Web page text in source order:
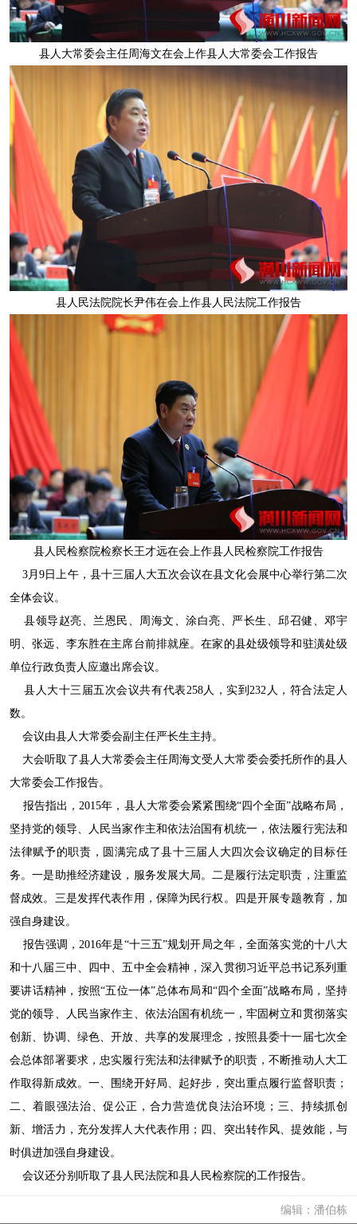
县人大常委会主任周海文在会上作县人大常委会工作报告
县人民法院院长尹伟在会上作县人民法院工作报告
县人民检察院检察长王才远在会上作县人民检察院工作报告
3月9日上午，县十三届人大五次会议在县文化会展中心举行第二次
全体会议。
县领导赵亮、兰恩民、周海文、涂白亮、严长生、邱召健、邓宇
明、张远、李东胜在主席台前排就座。在家的县处级领导和驻潢处级
单位行政负责人应邀出席会议。
县人大十三届五次会议共有代表258人，实到232人，符合法定人
数。
会议由县人大常委会副主任严长生主持。
大会听取了县人大常委会主任周海文受人大常委会委托所作的县人
大常委会工作报告。
报告指出，2015年，县人大常委会紧紧围绕“四个全面”战略布局，
坚持党的领导、人民当家作主和依法治国有机统一，依法履行宪法和
法律赋予的职责，圆满完成了县十三届人大四次会议确定的目标任
务。一是助推经济建设，服务发展大局。二是履行法定职责，注重监
督成效。三是发挥代表作用，保障为民行权。四是开展专题教育，加
强自身建设。
报告强调，2016年是“十三五”规划开局之年，全面落实党的十八大
和十八届三中、四中、五中全会精神，深入贯彻习近平总书记系列重
要讲话精神，按照“五位一体”总体布局和“四个全面”战略布局，坚持
党的领导、人民当家作主、依法治国有机统一，牢固树立和贯彻落实
创新、协调、绿色、开放、共享的发展理念，按照县委十一届七次全
会总体部署要求，忠实履行宪法和法律赋予的职责，不断推动人大工
作取得新成效。一、围绕开好局、起好步，突出重点履行监督职责；
二、着眼强法治、促公正，合力营造优良法治环境；三、持续抓创
新、增活力，充分发挥人大代表作用；四、突出转作风、提效能，与
时俱进加强自身建设。
会议还分别听取了县人民法院和县人民检察院的工作报告。
编辑：潘伯栋